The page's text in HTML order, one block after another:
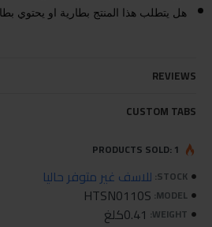
هل يتطلب هذا المنتج بطارية او يحتوي
REVIEWS
CUSTOM TABS
STOCK: للاسف غير متوفر حاليا
MODEL:
HTSN0110S
WEIGHT: 0.41كلغ
PRODUCTS SOLD: 1